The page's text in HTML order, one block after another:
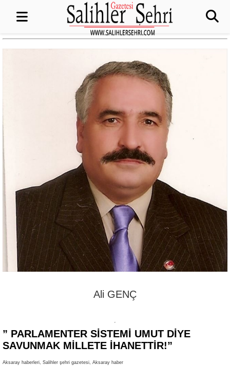
Ali GENÇ
” PARLAMENTER SİSTEMİ UMUT DİYE
SAVUNMAK MİLLETE İHANETTİR!”
Aksaray haberleri, Salihler şehri gazetesi, Aksaray haber